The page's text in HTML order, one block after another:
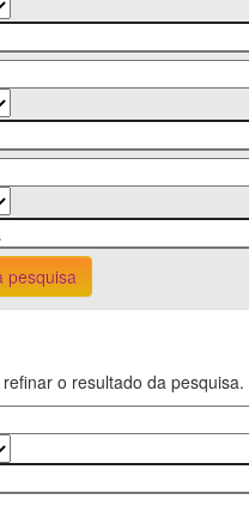
pesquisa
o resultado da pesquisa.